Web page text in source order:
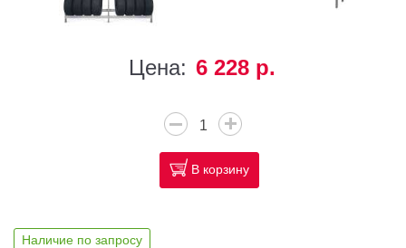
Цена: 6 228 р.
В корзину
Наличие по запросу